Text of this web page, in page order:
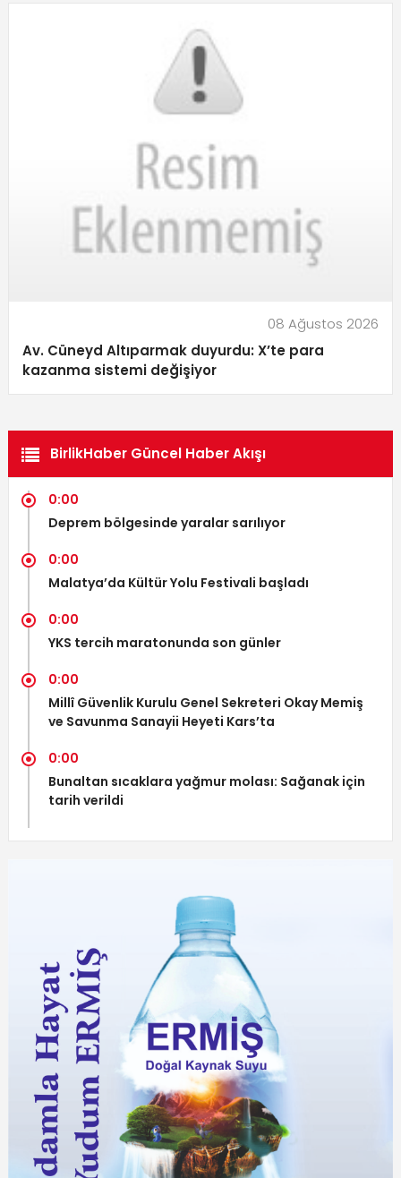
08 Ağustos 2026
Av. Cüneyd Altıparmak duyurdu: X’te para
kazanma sistemi değişiyor
BirlikHaber Güncel Haber Akışı
0:00
Deprem bölgesinde yaralar sarılıyor
0:00
Malatya’da Kültür Yolu Festivali başladı
0:00
YKS tercih maratonunda son günler
0:00
Millî Güvenlik Kurulu Genel Sekreteri Okay Memiş
ve Savunma Sanayii Heyeti Kars’ta
0:00
Bunaltan sıcaklara yağmur molası: Sağanak için
tarih verildi